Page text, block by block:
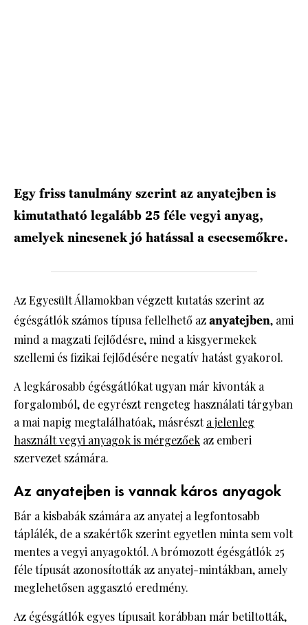
Egy friss tanulmány szerint az anyatejben is
kimutatható legalább 25 féle vegyi anyag,
amelyek nincsenek jó hatással a csecsemőkre.
Az Egyesült Államokban végzett kutatás szerint az
égésgátlók számos típusa fellelhető azanyatejben, ami
mind a magzati fejlődésre, mind a kisgyermekek
szellemi és fizikai fejlődésére negatív hatást gyakorol.
A legkárosabb égésgátlókat ugyan már kivonták a
forgalomból, de egyrészt rengeteg használati tárgyban
a mai napig megtalálhatóak, másrészta jelenleg
használt vegyi anyagok is mérgezőek az emberi
szervezet számára.
Az anyatejben is vannak káros anyagok
Bár a kisbabák számára az anyatej a legfontosabb
táplálék, de a szakértők szerint egyetlen minta sem volt
mentes a vegyi anyagoktól. A brómozott égésgátlók 25
féle típusát azonosították az anyatej-mintákban, amely
meglehetősen aggasztó eredmény.
Az égésgátlók egyes típusait korábban már betiltották,